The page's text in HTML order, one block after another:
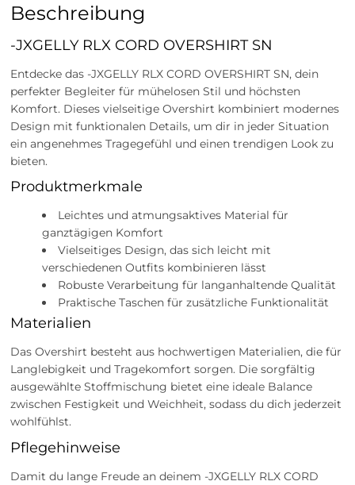
Beschreibung
-JXGELLY RLX CORD OVERSHIRT SN
Entdecke das -JXGELLY RLX CORD OVERSHIRT SN, dein
perfekter Begleiter für mühelosen Stil und höchsten
Komfort. Dieses vielseitige Overshirt kombiniert modernes
Design mit funktionalen Details, um dir in jeder Situation
ein angenehmes Tragegefühl und einen trendigen Look zu
bieten.
Produktmerkmale
Leichtes und atmungsaktives Material für
ganztägigen Komfort
Vielseitiges Design, das sich leicht mit
verschiedenen Outfits kombinieren lässt
Robuste Verarbeitung für langanhaltende Qualität
Praktische Taschen für zusätzliche Funktionalität
Materialien
Das Overshirt besteht aus hochwertigen Materialien, die für
Langlebigkeit und Tragekomfort sorgen. Die sorgfältig
ausgewählte Stoffmischung bietet eine ideale Balance
zwischen Festigkeit und Weichheit, sodass du dich jederzeit
wohlfühlst.
Pflegehinweise
Damit du lange Freude an deinem -JXGELLY RLX CORD